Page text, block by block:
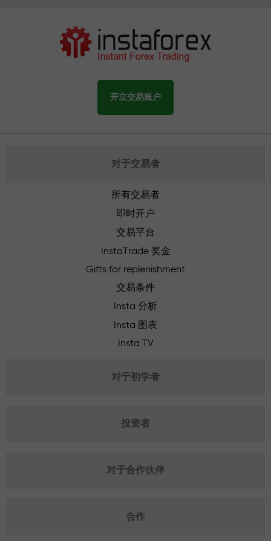
开立交易账户
对于交易者
所有交易者
即时开户
交易平台
InstaTrade 奖金
Gifts for replenishment
交易条件
Insta 分析
Insta 图表
Insta TV
对于初学者
投资者
对于合作伙伴
合作